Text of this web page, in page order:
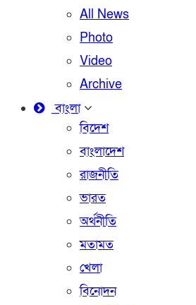
All News
Photo
Video
Archive
বাংলা
বিদেশ
বাংলাদেশ
রাজনীতি
ভারত
অর্থনীতি
মতামত
খেলা
বিনোদন